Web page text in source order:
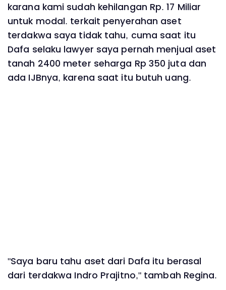
karana kami sudah kehilangan Rp. 17 Miliar
untuk modal. terkait penyerahan aset
terdakwa saya tidak tahu, cuma saat itu
Dafa selaku lawyer saya pernah menjual aset
tanah 2400 meter seharga Rp 350 juta dan
ada IJBnya, karena saat itu butuh uang.
"Saya baru tahu aset dari Dafa itu berasal
dari terdakwa Indro Prajitno," tambah Regina.